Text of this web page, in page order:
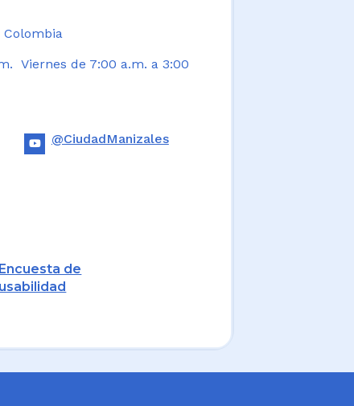
Colombia
Viernes de 7:00 a.m. a 3:00
@CiudadManizales
Encuesta de
usabilidad